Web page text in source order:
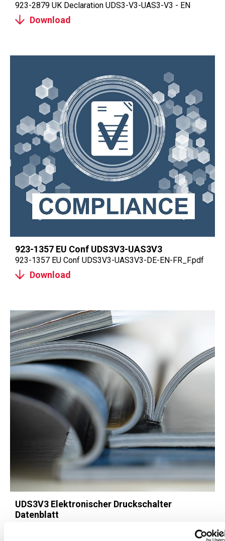
923-2879 UK Declaration UDS3-V3-UAS3-V3 - EN
Download
923-1357 EU Conf UDS3V3-UAS3V3
923-1357 EU Conf UDS3V3-UAS3V3-DE-EN-FR_F.pdf
Download
UDS3V3 Elektronischer Druckschalter
Datenblatt